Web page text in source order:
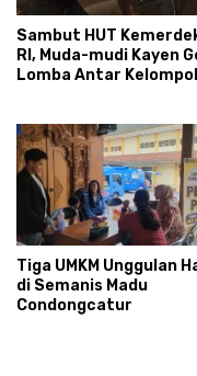
Sambut HUT
RI, Muda-mudi Kayen
Lomba Antar
Tiga UMKM Unggulan
di Semanis Madu
Condongcatur